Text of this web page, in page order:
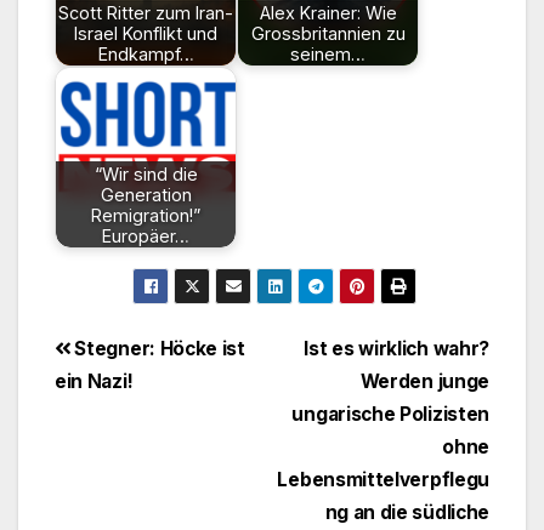
Scott Ritter zum Iran-
Israel Konflikt und
Endkampf…
Alex Krainer: Wie
Grossbritannien zu
seinem…
“Wir sind die
Generation
Remigration!”
Europäer…
Beitragsnavigation
Ist es wirklich wahr?
Werden junge
ungarische Polizisten
ohne
Lebensmittelverpflegu
ng an die südliche
Stegner: Höcke ist
ein Nazi!